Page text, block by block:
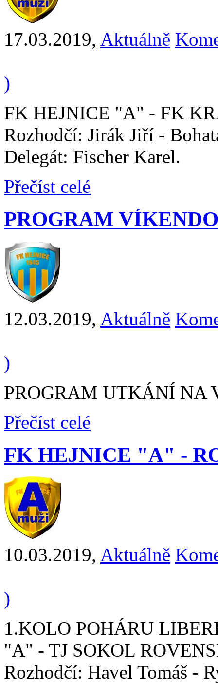
17.03.2019, Aktuálně
)
FK HEJNICE "A" - FK
Rozhodčí: Jirák Jiří -
Delegát: Fischer Karel.
Přečíst celé
PROGRAM
12.03.2019, Aktuálně
)
PROGRAM UTKÁNÍ NA
Přečíst celé
FK HEJNICE "A" -
10.03.2019, Aktuálně
)
1.KOLO POHÁRU
"A" - TJ SOKOL
Rozhodčí: Havel Tomáš -